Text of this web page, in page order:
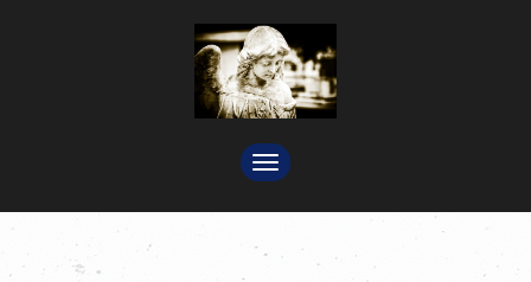
TOGGLE
NAVIGATION